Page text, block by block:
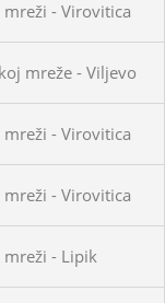
- Virovitica
mreže - Viljevo
- Virovitica
- Virovitica
- Lipik